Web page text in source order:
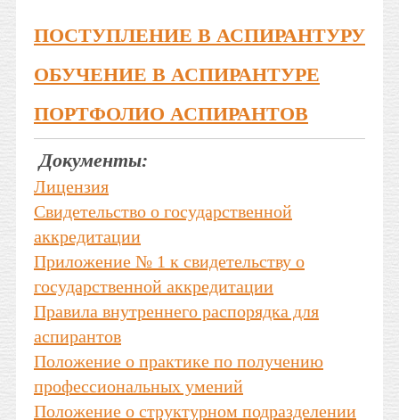
ПОСТУПЛЕНИЕ В АСПИРАНТУРУ
ОБУЧЕНИЕ В АСПИРАНТУРЕ
ПОРТФОЛИО АСПИРАНТОВ
Документы:
Лицензия
Свидетельство о государственной
аккредитации
Приложение № 1 к свидетельству о
государственной аккредитации
Правила внутреннего распорядка для
аспирантов
Положение о практике по получению
профессиональных умений
Положение о структурном подразделении